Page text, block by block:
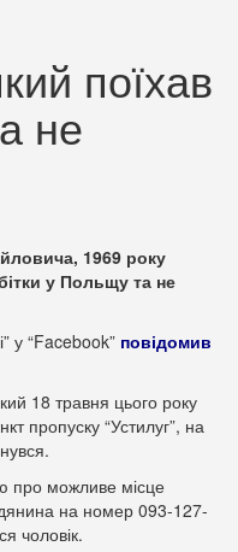
поїхав
не
1969 року
у Польщу та не
у “Facebook” повідомив
18 травня цього року
пропуску “Устилуг”, на
про можливе місце
на номер 093-127-
чоловік.